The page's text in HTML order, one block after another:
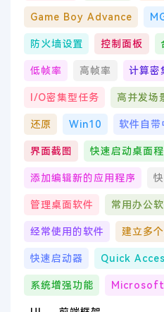
Game Boy Advance
防火墙设置 控制面板
低帧率 高帧率 计算密
I/O密集型任务 高并发场
还原 Win10 软件自带
界面截图 快速启动桌面
添加编辑新的应用程序
管理桌面软件 常用办公
经常使用的软件 建立多
快速启动器 Quick
系统增强功能